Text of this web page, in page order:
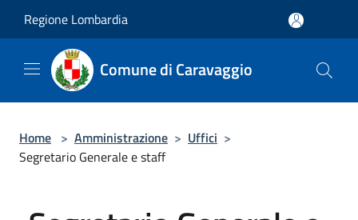
Regione Lombardia
Comune di Caravaggio
Home > Amministrazione > Uffici >
Segretario Generale e staff